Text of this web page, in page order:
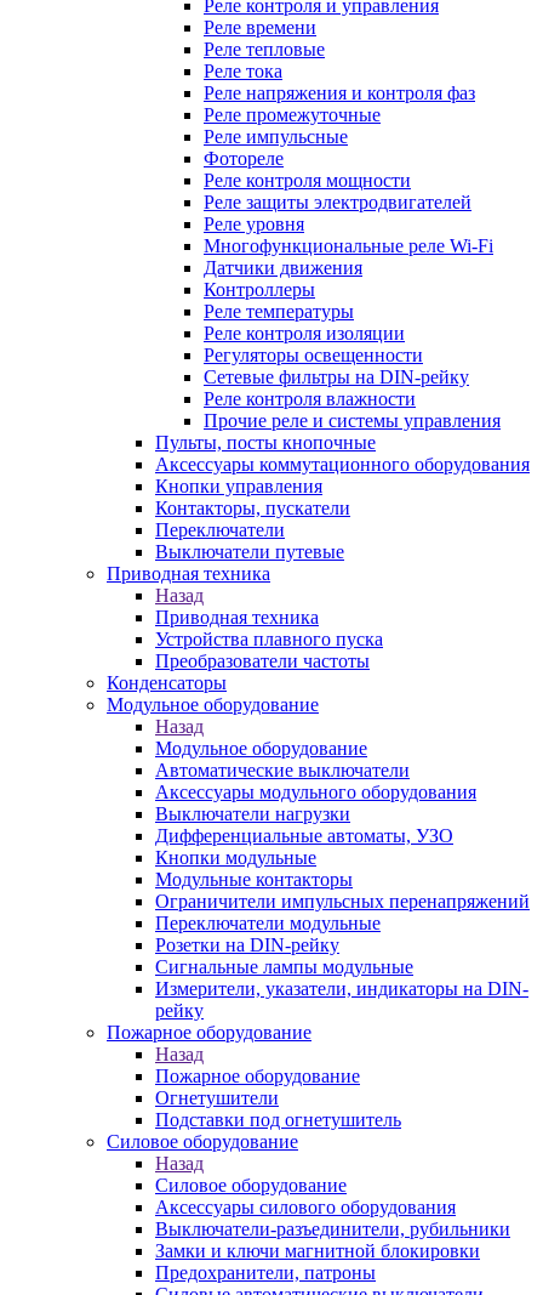
Реле контроля и управления
Реле времени
Реле тепловые
Реле тока
Реле напряжения и контроля фаз
Реле промежуточные
Реле импульсные
Фотореле
Реле контроля мощности
Реле защиты электродвигателей
Реле уровня
Многофункциональные реле Wi-Fi
Датчики движения
Контроллеры
Реле температуры
Реле контроля изоляции
Регуляторы освещенности
Сетевые фильтры на DIN-рейку
Реле контроля влажности
Прочие реле и системы управления
Пульты, посты кнопочные
Аксессуары коммутационного оборудования
Кнопки управления
Контакторы, пускатели
Переключатели
Выключатели путевые
Приводная техника
Назад
Приводная техника
Устройства плавного пуска
Преобразователи частоты
Конденсаторы
Модульное оборудование
Назад
Модульное оборудование
Автоматические выключатели
Аксессуары модульного оборудования
Выключатели нагрузки
Дифференциальные автоматы, УЗО
Кнопки модульные
Модульные контакторы
Ограничители импульсных перенапряжений
Переключатели модульные
Розетки на DIN-рейку
Сигнальные лампы модульные
Измерители, указатели, индикаторы на DIN-
рейку
Пожарное оборудование
Назад
Пожарное оборудование
Огнетушители
Подставки под огнетушитель
Силовое оборудование
Назад
Силовое оборудование
Аксессуары силового оборудования
Выключатели-разъединители, рубильники
Замки и ключи магнитной блокировки
Предохранители, патроны